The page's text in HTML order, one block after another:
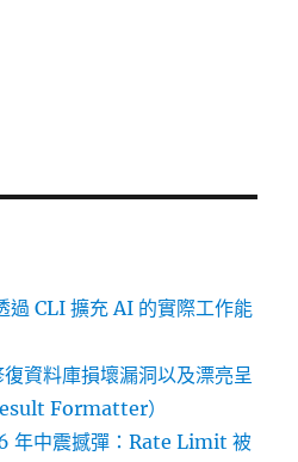
過 CLI 擴充 AI 的實際工作能
資料庫損壞漏洞以及漂亮呈
Formatter）
年中震撼彈：Rate Limit 被